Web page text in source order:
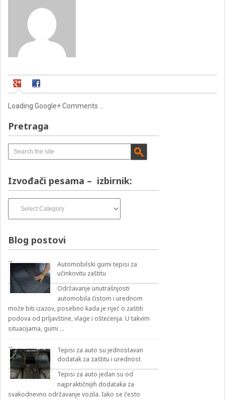
Loading Google+ Comments ...
Pretraga
Izvođači pesama – izbirnik:
pesama
Blog postovi
Automobilski gumi tepisi za
učinkovitu zaštitu
Održavanje unutrašnjosti
automobila čistom i urednom
može biti izazov, posebno kada je riječ o zaštiti
podova od prljavštine, vlage i oštećenja. U takvim
situacijama, gumi …
Tepisi za auto su jednostavan
dodatak za zaštitu i urednost
Tepisi za auto jedan su od
najpraktičnijih dodataka za
svakodnevno održavanje vozila. Iako se često